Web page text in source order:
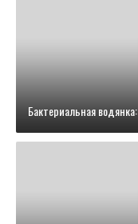
Бактериальная